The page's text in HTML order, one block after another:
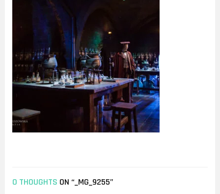
0 THOUGHTS ON “_MG_9255”